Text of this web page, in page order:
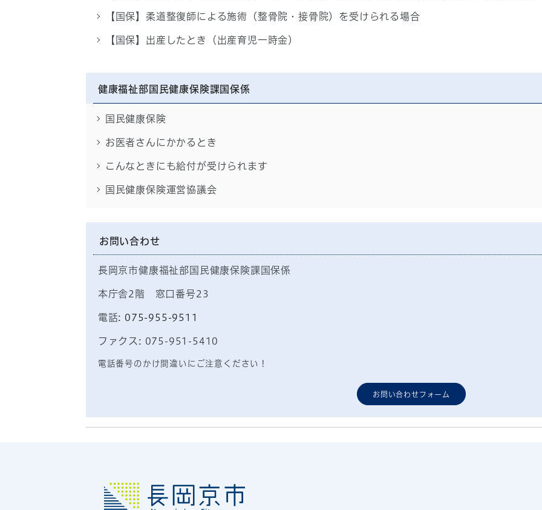
【国保】柔道整復師による施術（整骨院・接骨院）を受けられる場合
【国保】出産したとき（出産育児一時金）
健康福祉部国民健康保険課国保係
国民健康保険
お医者さんにかかるとき
こんなときにも給付が受けられます
国民健康保険運営協議会
お問い合わせ
長岡京市健康福祉部国民健康保険課国保係
本庁舎2階 窓口番号23
電話: 075-955-9511
ファクス: 075-951-5410
電話番号のかけ間違いにご注意ください！
お問い合わせフォーム